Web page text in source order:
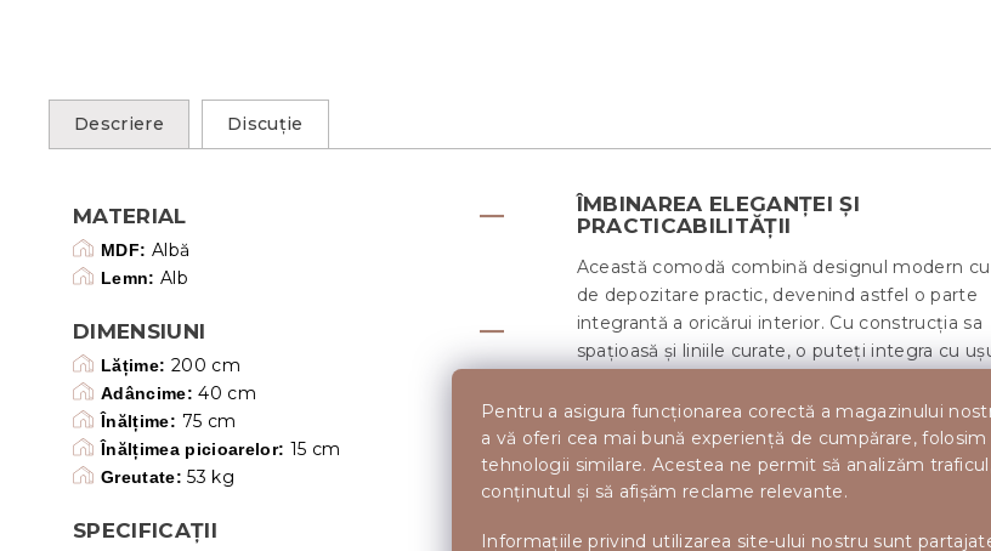
Pentru a asigura funcționarea corectă a magazinului
a vă oferi cea mai bună experiență de cumpărare, folosim
tehnologii similare. Acestea ne permit să analizăm
conținutul și să afișăm reclame relevante.
Informațiile privind utilizarea site-ului nostru sunt
Descriere Discuţie
MATERIAL
MDF: Albă
Lemn:Alb
DIMENSIUNI
Lățime: 200 cm
Adâncime: 40 cm
Înălțime: 75 cm
Înălțimea picioarelor: 15 cm
Greutate: 53 kg
SPECIFICAȚII
ÎMBINAREA ELEGANȚEI ȘI
PRACTICABILITĂȚII
Această comodă combină designul modern
de depozitare practic, devenind astfel o parte
integrantă a oricărui interior. Cu construcția sa
spațioasă și liniile curate, o puteți integra cu
dormitorul. Aspectul minimalist în alb aduce
prospețime și simplitate, în timp ce materialele
robuste asigură o durată lungă de viață. Este o
de mobilier ideală pentru organizarea lucrurilor